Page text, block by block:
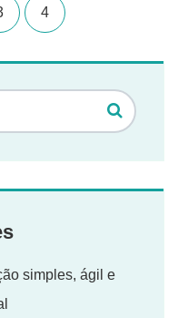
4
simples, ágil e